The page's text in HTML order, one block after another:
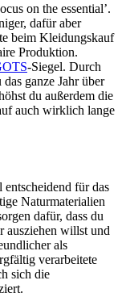
on the essential’.
dafür aber
beim Kleidungskauf
Produktion.
-Siegel. Durch
ganze Jahr über
du außerdem die
auch wirklich lange
für das
Naturmaterialien
dafür, dass du
ausziehen willst und
als
verarbeitete
sich die